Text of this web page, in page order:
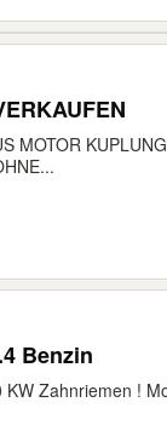
MOTOR
Benzin
Zahnriemen !